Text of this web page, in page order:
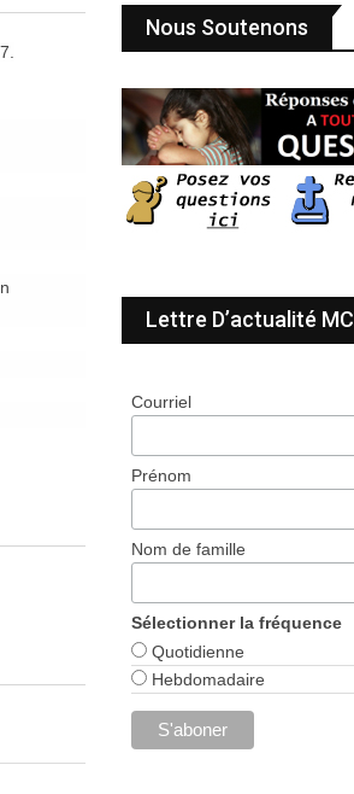
Nous Soutenons
Lettre D’actualité MC
Courriel
Prénom
Nom de famille
Sélectionner la fréquence
Quotidienne
Hebdomadaire